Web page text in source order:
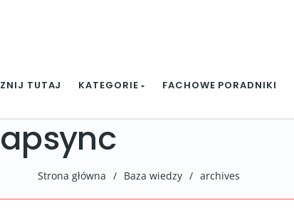
TUTAJ KATEGORIE FACHOWE PORADNIKI
Strona główna / Baza wiedzy / archives